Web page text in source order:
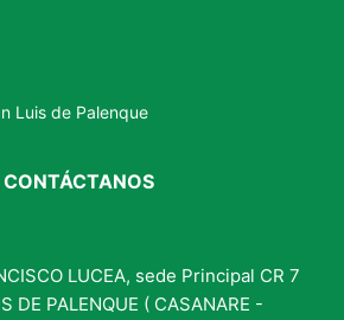
Luis de Palenque
CONTÁCTANOS
LUCEA, sede Principal CR 7
DE PALENQUE ( CASANARE -